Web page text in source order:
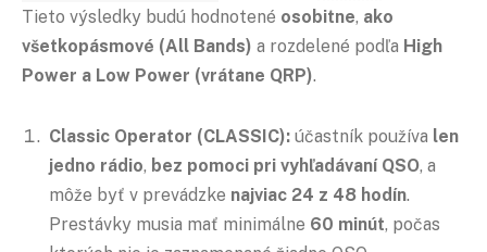
Tieto výsledky budú hodnotené osobitne, ako
všetkopásmové (All Bands) a rozdelené podľa High
Power a Low Power (vrátane QRP).
Classic Operator (CLASSIC): účastník používa len
jedno rádio, bez pomoci pri vyhľadávaní QSO, a
môže byť v prevádzke najviac 24 z 48 hodín.
Prestávky musia mať minimálne 60 minút, počas